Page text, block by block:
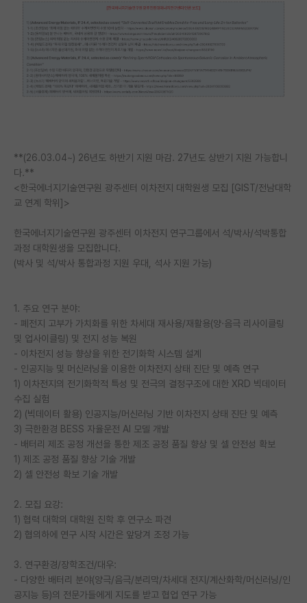
인문사회 계열 게시판
특수/전문대학원 게시판
반도체/AI 게시판
장학금/장학생 게시판
커리어
유학교육
이벤트
반도체 아카데미
**(26.03.04~) 26년도 하반기 지원 마감. 27년도 상반기 지원 가능합니
다.**
<한국에너지기술연구원 광주센터 이차전지 대학원생 모집 [GIST/전남대학
교 연계 학위]>
한국에너지기술연구원 광주센터 이차전지 연구그룹에서 석/박사/석박통합
과정 대학원생을 모집합니다.
(박사 및 석/박사 통합과정 지원 우대, 석사 지원 가능)
1. 주요 연구 분야:
- 폐전지 고부가 가치화를 위한 차세대 재사용/재활용(양·음극 리사이클링
및 업사이클링) 및 전지 성능 복원
- 이차전지 성능 향상을 위한 전기화학 시스템 설계
- 인공지능 및 머신러닝을 이용한 이차전지 상태 진단 및 예측 연구
1) 이차전지의 전기화학적 특성 및 전극의 결정구조에 대한 XRD 빅데이터
수집 실험
2) (빅데이터 활용) 인공지능/머신러닝 기반 이차전지 상태 진단 및 예측
3) 극한환경 BESS 자율운전 AI 모델 개발
- 배터리 제조 공정 개선을 통한 제조 공정 품질 향상 및 셀 안전성 확보
1) 제조 공정 품질 향상 기술 개발
2) 셀 안전성 확보 기술 개발
2. 모집 요강:
1) 협력 대학의 대학원 진학 후 연구소 파견
2) 협의하에 연구 시작 시간은 앞당겨 조정 가능
3. 연구환경/장학조건/대우:
- 다양한 배터리 분야(양극/음극/분리막/차세대 전지/계산화학/머신러닝/인
공지능 등)의 전문가들에게 지도를 받고 협업 연구 가능